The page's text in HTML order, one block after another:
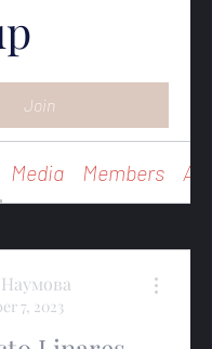
Join
Media Members
7, 2023